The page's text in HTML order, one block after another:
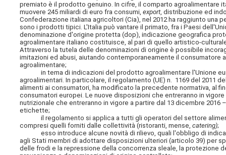
premiato è il prodotto genuino. In cifre, il comparto agroalimentare
muovere 245 miliardi di euro fra consumi,export, distribuzione ed
Confederazione italiana agricoltori (Cia), nel 2012 ha raggiunto una
sono i prodotti tipici. L'Italia può vantare il primato, fra i Paesi
denominazione d'origine protetta (dop), indicazione geografica
agroalimentare italiano costituisce, al pari di quello artistico-
Attraverso la tutela delle denominazioni di origine è possibile
imitazioni ed abusi, aiutando contemporaneamente il
agroalimentare;
in tema di indicazioni del prodotto agroalimentare l'Unione
agroalimentari. In particolare, il regolamento (UE) n. 1169 del 2011
alimenti ai consumatori, ha modificato la precedente normativa, al
consumatori europei. Le nuove disposizioni che entreranno in
nutrizionale che entreranno in vigore a partire dal 13 dicembre
etichette;
il regolamento si applica a tutti gli operatori del settore
compresi quelli forniti dalle collettività (ristoranti, mense,catering);
esso introduce alcune novità di rilievo, quali l'obbligo di
agli Stati membri di adottare disposizioni ulteriori (articolo 39) per
delle frodi e la repressione della concorrenza sleale, la protezione